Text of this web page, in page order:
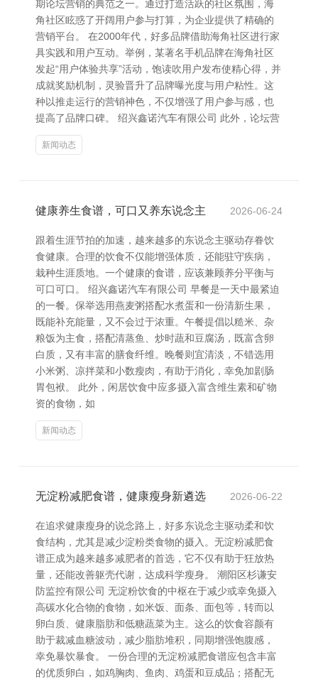
期论坛营销的典范之一。通过打造活跃的社区氛围，海
角社区眩惑了开阔用户参与打算，为企业提供了精确的
营销平台。 在2000年代，好多品牌借助海角社区进行家
具实践和用户互动。举例，某著名手机品牌在海角社区
发起“用户体验共享”活动，饱读吹用户发布使精心得，并
成就奖励机制，灵验晋升了品牌曝光度与用户粘性。这
种以推走运行的营销神色，不仅增强了用户参与感，也
提高了品牌口碑。 绍兴鑫诺汽车有限公司 此外，论坛营
新闻动态
健康养生食谱，可口又养东说念主 2026-06-24
跟着生涯节拍的加速，越来越多的东说念主驱动存眷饮
食健康。合理的饮食不仅能增强体质，还能驻守疾病，
栽种生涯质地。一个健康的食谱，应该兼顾养分平衡与
可口可口。 绍兴鑫诺汽车有限公司 早餐是一天中最紧迫
的一餐。保举选用燕麦粥搭配水煮蛋和一份清新生果，
既能补充能量，又不会过于浓重。午餐提倡以糙米、杂
粮饭为主食，搭配清蒸鱼、炒时蔬和豆腐汤，既富含卵
白质，又有丰富的膳食纤维。晚餐则宜清淡，不错选用
小米粥、凉拌菜和小数瘦肉，有助于消化，幸免加剧肠
胃包袱。 此外，闲居饮食中应多摄入富含维生素和矿物
资的食物，如
新闻动态
无淀粉减肥食谱，健康瘦身新遴选 2026-06-22
在追求健康瘦身的说念路上，好多东说念主驱动柔和饮
食结构，尤其是减少淀粉类食物的摄入。无淀粉减肥食
谱正成为越来越多减肥者的首选，它不仅有助于狂放热
量，还能改善躯壳代谢，达成科学瘦身。 潮阳区杉谦安
防监控有限公司 无淀粉饮食的中枢在于减少或幸免摄入
高碳水化合物的食物，如米饭、面条、面包等，转而以
卵白质、健康脂肪和低糖蔬菜为主。这么的饮食容颜有
助于裁减血糖波动，减少脂肪堆积，同期增强饱腹感，
幸免暴饮暴食。 一份合理的无淀粉减肥食谱应包含丰富
的优质卵白，如鸡胸肉、鱼肉、鸡蛋和豆成品；搭配无